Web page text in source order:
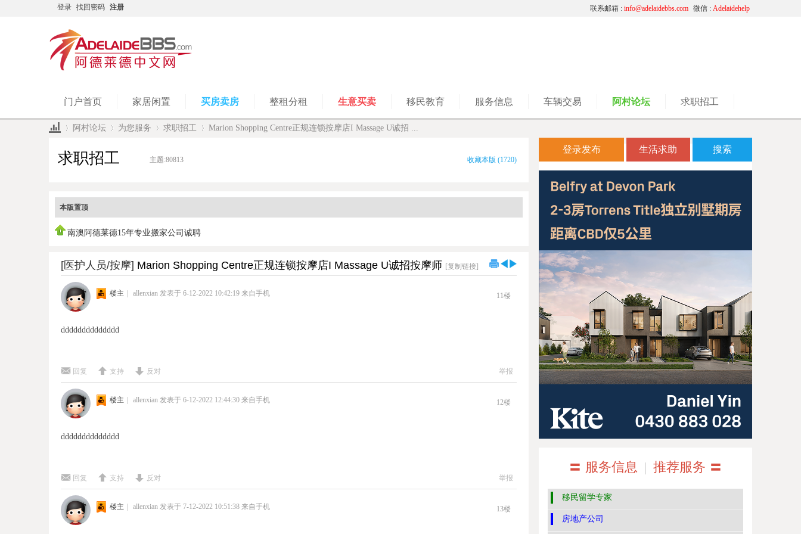
登录 找回密码 注册 微信 : Adelaidehelp
联系邮箱 : info@adelaidebbs.com
门户首页 家居闲置 买房卖房 整租分租 生意买卖 移民教育 服务信息 车辆交易 阿村论坛 求职招工
阿村论坛 为您服务 求职招工 Marion Shopping Centre正规连锁按摩店I Massage U诚招 ...
求职招工 主题:80813 收藏本版 (1720)
本版置顶
南澳阿德莱德15年专业搬家公司诚聘
[医护人员/按摩] Marion Shopping Centre正规连锁按摩店I Massage U诚招按摩师 [复制链接]
11楼
楼主 | allenxian 发表于 6-12-2022 10:42:19 来自手机
dddddddddddddd
回复 支持 反对 举报
12楼
楼主 | allenxian 发表于 6-12-2022 12:44:30 来自手机
dddddddddddddd
回复 支持 反对 举报
13楼
楼主 | allenxian 发表于 7-12-2022 10:51:38 来自手机
登录发布 生活求助 搜索
〓 服务信息 | 推荐服务 〓
移民留学专家
房地产公司